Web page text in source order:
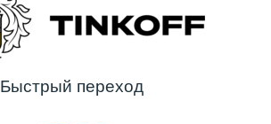
Быстрый переход